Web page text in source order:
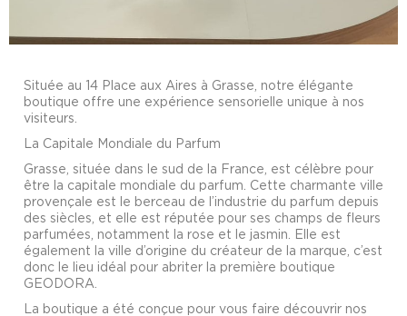
Située au 14 Place aux Aires à Grasse, notre élégante
boutique offre une expérience sensorielle unique à nos
visiteurs.
La Capitale Mondiale du Parfum
Grasse, située dans le sud de la France, est célèbre pour
être la capitale mondiale du parfum. Cette charmante ville
provençale est le berceau de l’industrie du parfum depuis
des siècles, et elle est réputée pour ses champs de fleurs
parfumées, notamment la rose et le jasmin. Elle est
également la ville d’origine du créateur de la marque, c’est
donc le lieu idéal pour abriter la première boutique
GEODORA.
La boutique a été conçue pour vous faire découvrir nos